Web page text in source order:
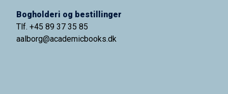
Bogholderi og bestillinger
Tlf. +45 89 37 35 85
aalborg@academicbooks.dk